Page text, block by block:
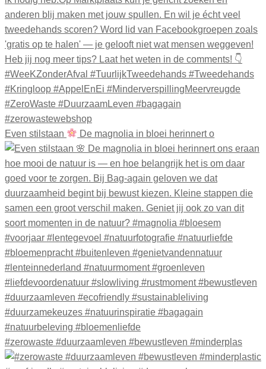
Even stilstaan De magnolia in bloei herinnert o
#zerowaste #duurzaamleven #bewustleven #minderplas